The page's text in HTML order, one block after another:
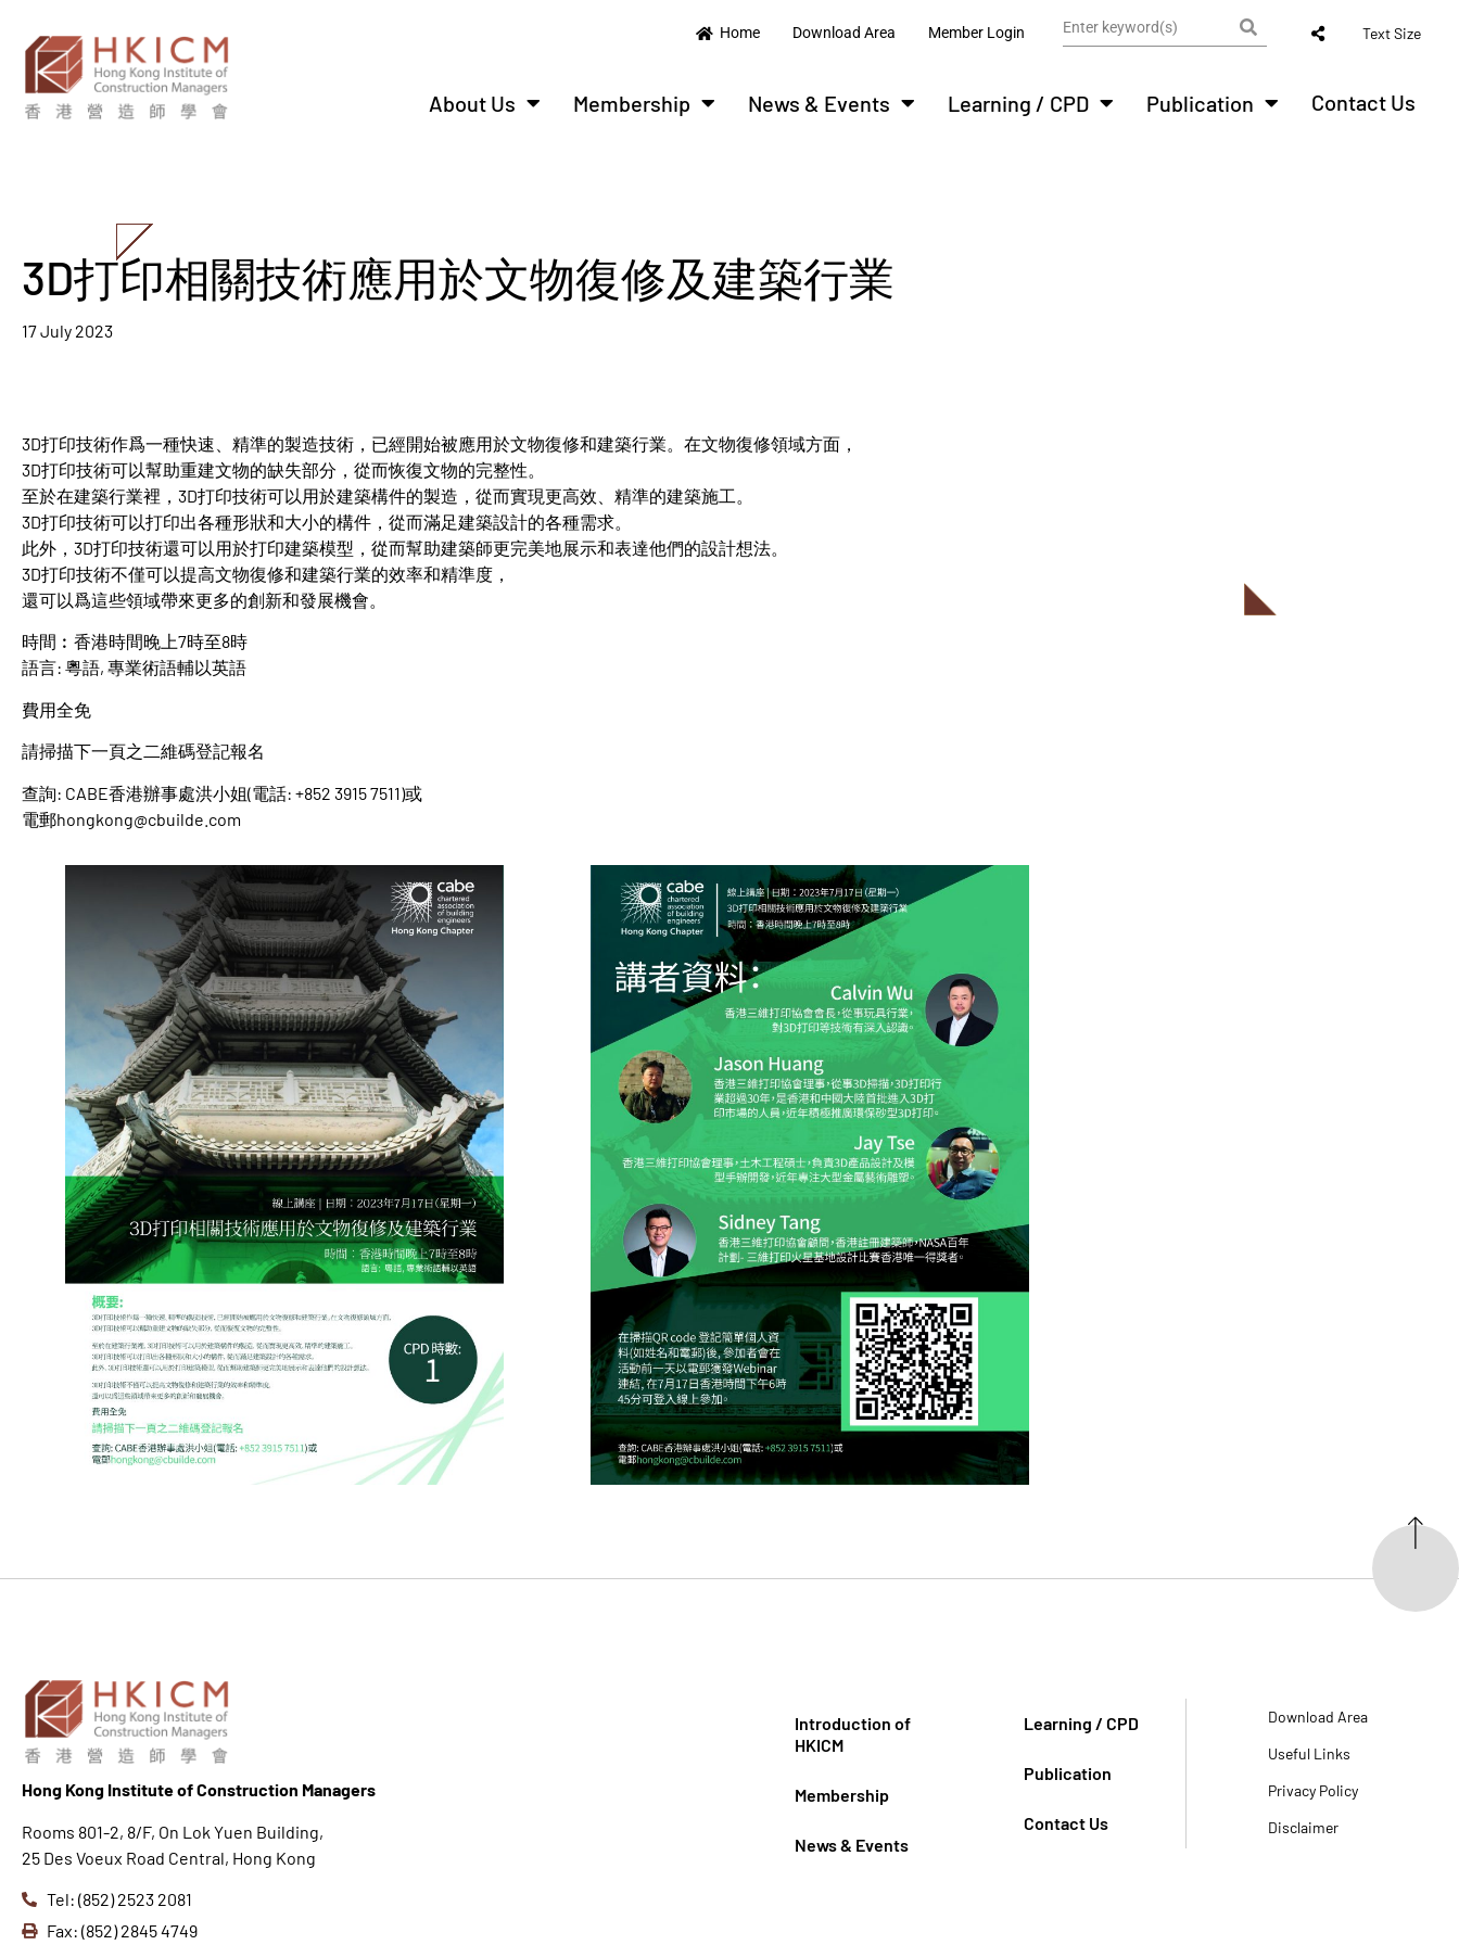
Home Download Area Member Login Text Size
About Us Membership News & Events Learning / CPD Publication Contact Us
3D打印相關技術應用於文物復修及建築行業
17 July 2023
3D打印技術作爲一種快速、精準的製造技術，已經開始被應用於文物復修和建築行業。在文物復修領域方面，
3D打印技術可以幫助重建文物的缺失部分，從而恢復文物的完整性。
至於在建築行業裡，3D打印技術可以用於建築構件的製造，從而實現更高效、精準的建築施工。
3D打印技術可以打印出各種形狀和大小的構件，從而滿足建築設計的各種需求。
此外，3D打印技術還可以用於打印建築模型，從而幫助建築師更完美地展示和表達他們的設計想法。
3D打印技術不僅可以提高文物復修和建築行業的效率和精準度，
還可以爲這些領域帶來更多的創新和發展機會。
時間︰香港時間晚上7時至8時
語言: 粵語, 專業術語輔以英語
費用全免
請掃描下一頁之二維碼登記報名
查詢: CABE香港辦事處洪小姐(電話: +852 3915 7511)或
電郵hongkong@cbuilde.com
Hong Kong Institute of Construction Managers
Rooms 801-2, 8/F, On Lok Yuen Building,
25 Des Voeux Road Central, Hong Kong
Tel: (852) 2523 2081
Fax: (852) 2845 4749
Introduction of
HKICM
Membership
News & Events
Learning / CPD
Publication
Contact Us
Download Area
Useful Links
Privacy Policy
Disclaimer